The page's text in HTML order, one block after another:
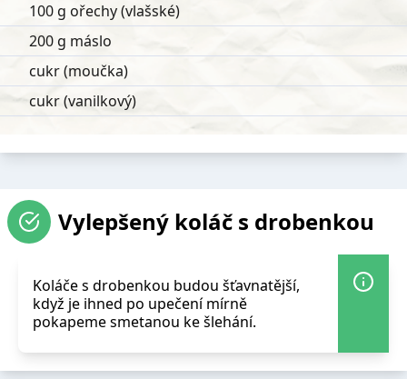
100 g ořechy (vlašské)
200 g máslo
cukr (moučka)
cukr (vanilkový)
Vylepšený koláč s drobenkou
Koláče s drobenkou budou šťavnatější,
když je ihned po upečení mírně
pokapeme smetanou ke šlehání.